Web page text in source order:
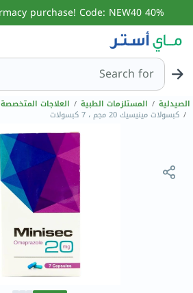
40% off 1st online pharmacy purchase! Code: NEW40
Search for
الصيدلية / المستلزمات الطبية / العلاجات المتخصصة
/ كبسولات مينيسيك 20 مجم ، 7 كبسولات